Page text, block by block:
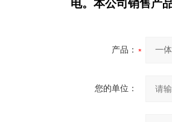
电。本公司销售产
产品：
您的单位：